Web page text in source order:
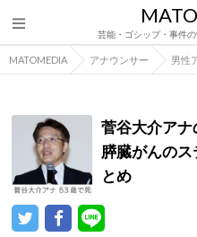
芸能・ゴシップ・事件
MATOMEDIA アナウンサー 男性
菅谷大介アナ
膵臓がんの
とめ